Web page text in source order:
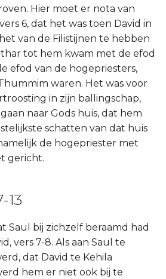
Hier moet er nota van
6, dat het was toen David in
van de Filistijnen te hebben
tot hem kwam met de efod
efod van de hogepriesters,
waren. Het was voor
in zijn ballingschap,
naar Gods huis, dat hem
schatten van dat huis
de hogepriester met
gericht.
13
Saul bij zichzelf beraamd had
vers 7-8. Als aan Saul te
dat David te Kehila
hem er niet ook bij te